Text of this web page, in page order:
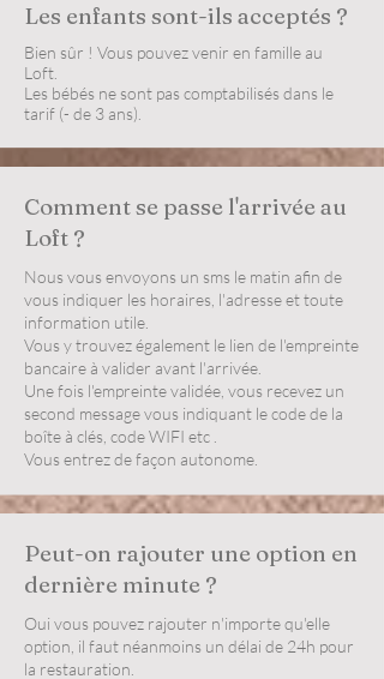
Les enfants sont-ils acceptés ?
Bien sûr ! Vous pouvez venir en famille au
Loft.
Les bébés ne sont pas comptabilisés dans le
tarif (- de 3 ans).
Comment se passe l'arrivée au
Loft ?
Nous vous envoyons un sms le matin afin de
vous indiquer les horaires, l'adresse et toute
information utile.
Vous y trouvez également le lien de l'empreinte
bancaire à valider avant l'arrivée.
Une fois l'empreinte validée, vous recevez un
second message vous indiquant le code de la
boîte à clés, code WIFI etc .
Vous entrez de façon autonome.
Peut-on rajouter une option en
dernière minute ?
Oui vous pouvez rajouter n'importe qu'elle
option, il faut néanmoins un délai de 24h pour
la restauration.